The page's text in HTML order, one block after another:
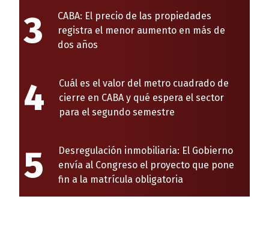
3
CABA: El precio de las propiedades
registra el menor aumento en más de
dos años
4
Cuál es el valor del metro cuadrado de
cierre en CABA y qué espera el sector
para el segundo semestre
5
Desregulación inmobiliaria: El Gobierno
envía al Congreso el proyecto que pone
fin a la matrícula obligatoria